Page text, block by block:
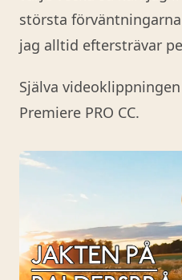
största
jag alltid eftersträvar
Själva
Premiere PRO CC.